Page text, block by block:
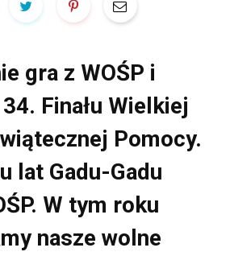
gra z WOŚP i
34. Finału Wielkiej
Pomocy.
lat Gadu-Gadu
. W tym roku
nasze wolne